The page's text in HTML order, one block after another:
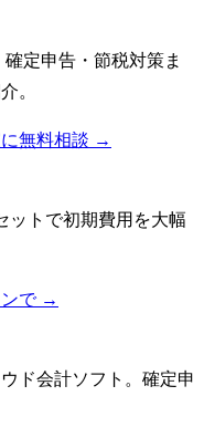
定申告・節税対策ま
。
無料相談 →
ットで初期費用を大幅
ンで →
ド会計ソフト。確定申